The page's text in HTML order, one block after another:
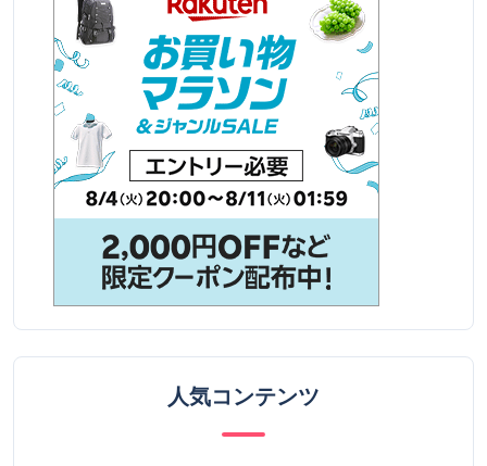
人気コンテンツ